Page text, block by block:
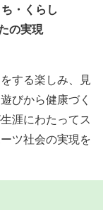
・くらし
の実現
する楽しみ、見
びから健康づく
涯にわたってス
ツ社会の実現を